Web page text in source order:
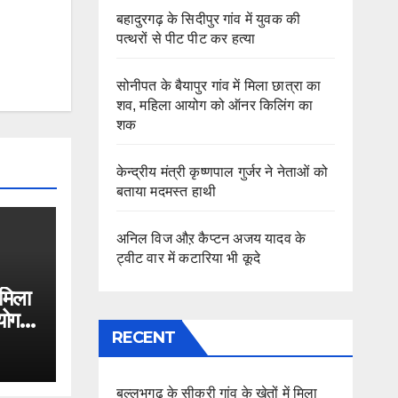
बहादुरगढ़ के सिदीपुर गांव में युवक की
पत्थरों से पीट पीट कर हत्या
सोनीपत के बैयापुर गांव में मिला छात्रा का
शव, महिला आयोग को ऑनर किलिंग का
शक
केन्द्रीय मंत्री कृष्णपाल गुर्जर ने नेताओं को
बताया मदमस्त हाथी
अनिल विज औऱ कैप्टन अजय यादव के
ट्वीट वार में कटारिया भी कूदे
RECENT
बल्लभगढ़ के सीकरी गांव के खेतों में मिला